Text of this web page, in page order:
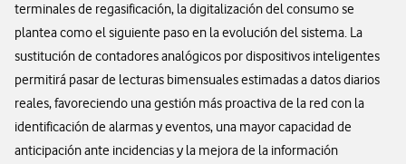
terminales de regasificación, la digitalización del consumo se
plantea como el siguiente paso en la evolución del sistema. La
sustitución de contadores analógicos por dispositivos inteligentes
permitirá pasar de lecturas bimensuales estimadas a datos diarios
reales, favoreciendo una gestión más proactiva de la red con la
identificación de alarmas y eventos, una mayor capacidad de
anticipación ante incidencias y la mejora de la información